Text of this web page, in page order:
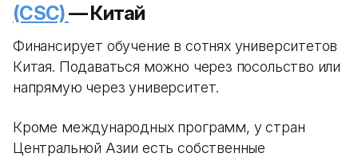
(CSC)— Китай
Финансирует обучение в сотнях университетов
Китая. Подаваться можно через посольство или
напрямую через университет.
Кроме международных программ, у стран
Центральной Азии есть собственные